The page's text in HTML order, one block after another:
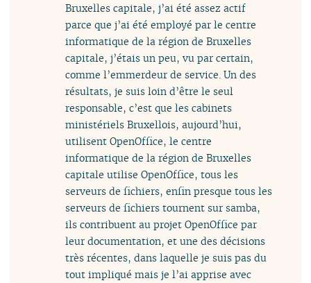
Bruxelles capitale, j’ai été assez actif
parce que j’ai été employé par le centre
informatique de la région de Bruxelles
capitale, j’étais un peu, vu par certain,
comme l’emmerdeur de service. Un des
résultats, je suis loin d’être le seul
responsable, c’est que les cabinets
ministériels Bruxellois, aujourd’hui,
utilisent OpenOffice, le centre
informatique de la région de Bruxelles
capitale utilise OpenOffice, tous les
serveurs de fichiers, enfin presque tous les
serveurs de fichiers tournent sur samba,
ils contribuent au projet OpenOffice par
leur documentation, et une des décisions
très récentes, dans laquelle je suis pas du
tout impliqué mais je l’ai apprise avec